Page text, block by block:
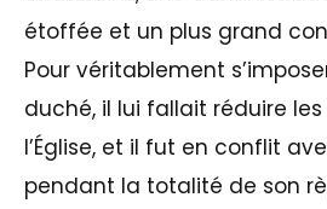
étoffée et un plus grand
Pour véritablement
duché, il lui fallait réduire
l’Église, et il fut en conflit
pendant la totalité de son